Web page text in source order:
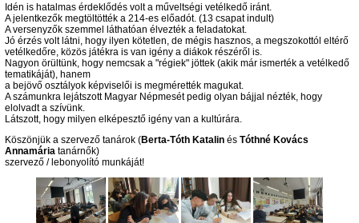
Idén is hatalmas érdeklődés volt a műveltségi vetélkedő iránt.
A jelentkezők megtöltötték a 214-es előadót. (13 csapat indult)
A versenyzők szemmel láthatóan élvezték a feladatokat.
Jó érzés volt látni, hogy ilyen kötetlen, de mégis hasznos, a megszokottól eltérő
vetélkedőre, közös játékra is van igény a diákok részéről is.
Nagyon örültünk, hogy nemcsak a "régiek" jöttek (akik már ismerték a vetélkedő
tematikáját), hanem
a bejövő osztályok képviselői is megmérették magukat.
A számunkra lejátszott Magyar Népmesét pedig olyan bájjal nézték, hogy
elolvadt a szívünk.
Látszott, hogy milyen elképesztő igény van a kultúrára.
Köszönjük a szervező tanárok (Berta-Tóth Katalin és Tóthné Kovács
Annamária tanárnők)
szervező / lebonyolító munkáját!